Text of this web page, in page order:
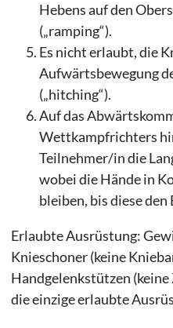
Hebens auf den
(„ramping“).
Es nicht erlaubt, die
Aufwärtsbewegung
(„hitching“).
Auf das
Wettkampfrichters
Teilnehmer/in die
wobei die Hände in
bleiben, bis diese
Erlaubte Ausrüstung:
Knieschoner (keine
Handgelenkstützen
die einzige erlaubte